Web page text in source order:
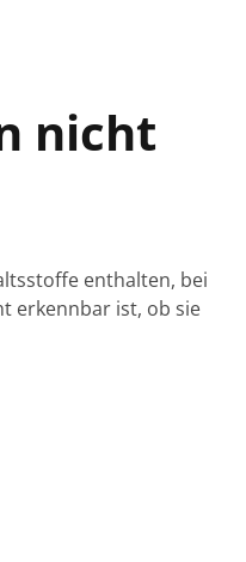
nicht
enthalten, bei
erkennbar ist, ob sie